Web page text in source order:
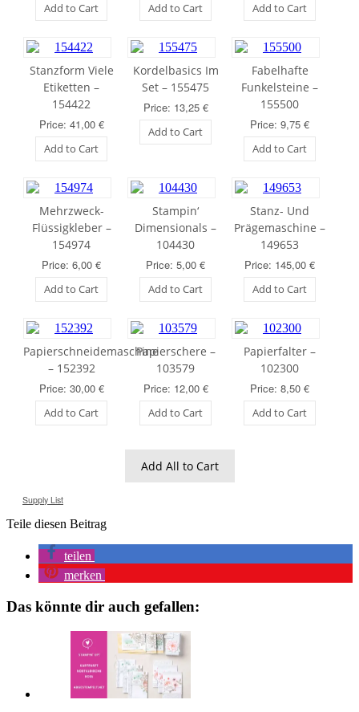
Add to Cart Add to Cart Add to Cart
Stanzform Viele
Etiketten –
154422
Price: 41,00 €
Add to Cart
Kordelbasics Im
Set – 155475
Price: 13,25 €
Add to Cart
Fabelhafte
Funkelsteine –
155500
Price: 9,75 €
Add to Cart
Mehrzweck-
Flüssigkleber –
154974
Price: 6,00 €
Add to Cart
Stampin‘
Dimensionals –
104430
Price: 5,00 €
Add to Cart
Stanz- Und
Prägemaschine –
149653
Price: 145,00 €
Add to Cart
Papierschneidemaschine
– 152392
Price: 30,00 €
Add to Cart
Papierschere –
103579
Price: 12,00 €
Add to Cart
Papierfalter –
102300
Price: 8,50 €
Add to Cart
Add All to Cart
Supply List
Teile diesen Beitrag
teilen
merken
Das könnte dir auch gefallen: